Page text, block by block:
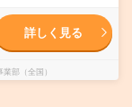
詳しく見る
部（全国）